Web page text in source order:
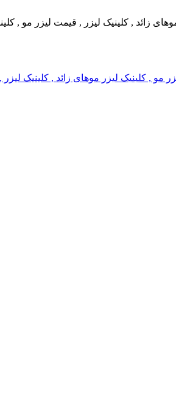
زائد , کلینیک لیزر , قیمت لیزر مو ,
مو , کلینیک لیزر موهای زائد , کلینیک